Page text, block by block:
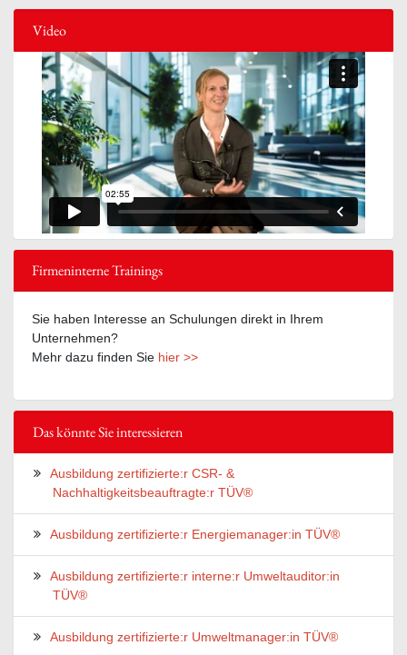
Video
Firmeninterne Trainings
Sie haben Interesse an Schulungen direkt in Ihrem
Unternehmen?
Mehr dazu finden Sie hier >>
Das könnte Sie interessieren
Ausbildung zertifizierte:r CSR- &
Nachhaltigkeitsbeauftragte:r TÜV®
Ausbildung zertifizierte:r Energiemanager:in TÜV®
Ausbildung zertifizierte:r interne:r Umweltauditor:in
TÜV®
Ausbildung zertifizierte:r Umweltmanager:in TÜV®